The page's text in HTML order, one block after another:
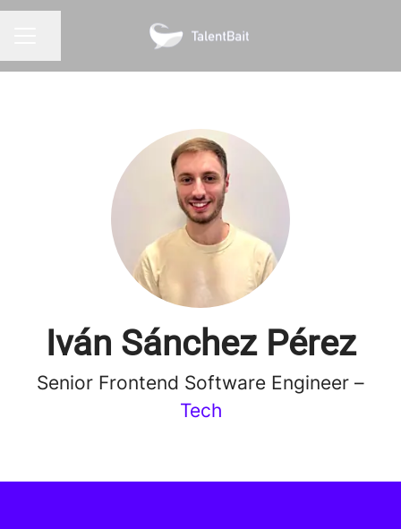
Iván Sánchez Pérez
Senior Frontend Software Engineer –
Tech